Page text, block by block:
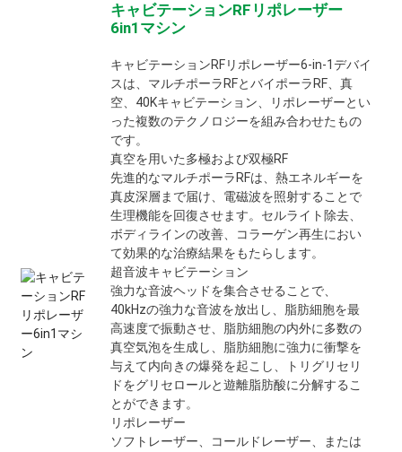
キャビテーションRFリポレーザー
6in1マシン
キャビテーションRFリポレーザー6-in-1デバイ
スは、マルチポーラRFとバイポーラRF、真
空、40Kキャビテーション、リポレーザーとい
った複数のテクノロジーを組み合わせたもの
です。
真空を用いた多極および双極RF
先進的なマルチポーラRFは、熱エネルギーを
真皮深層まで届け、電磁波を照射することで
生理機能を回復させます。セルライト除去、
ボディラインの改善、コラーゲン再生におい
て効果的な治療結果をもたらします。
超音波キャビテーション
強力な音波ヘッドを集合させることで、
40kHzの強力な音波を放出し、脂肪細胞を最
高速度で振動させ、脂肪細胞の内外に多数の
真空気泡を生成し、脂肪細胞に強力に衝撃を
与えて内向きの爆発を起こし、トリグリセリ
ドをグリセロールと遊離脂肪酸に分解するこ
とができます。
リポレーザー
ソフトレーザー、コールドレーザー、または